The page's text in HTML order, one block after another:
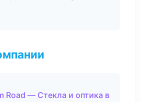
Road — Стекла и оптика в